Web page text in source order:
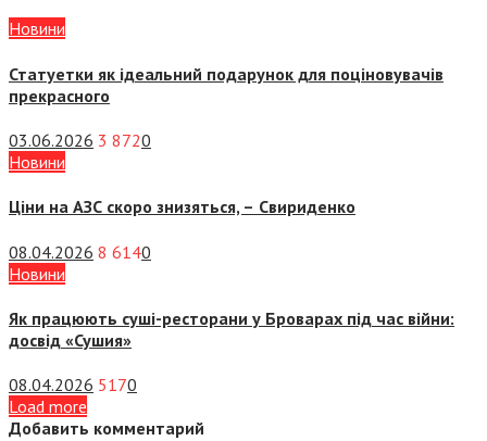
Новини
Статуетки як ідеальний подарунок для поціновувачів
прекрасного
03.06.2026 3 8720
Новини
Ціни на АЗС скоро знизяться, – Свириденко
08.04.2026 8 6140
Новини
Як працюють суші-ресторани у Броварах під час війни:
досвід «Сушия»
08.04.2026 5170
Load more
Добавить комментарий